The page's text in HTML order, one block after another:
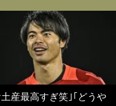
土産最高すぎ笑｣｢どうや